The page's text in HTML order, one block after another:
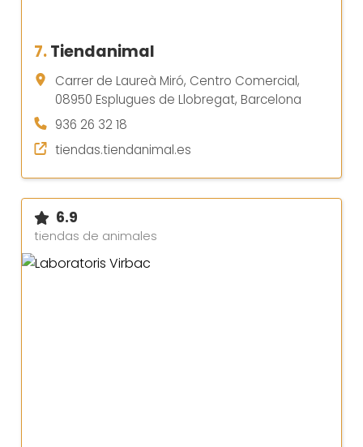
7.Tiendanimal
Carrer de Laureà Miró, Centro Comercial,
08950 Esplugues de Llobregat, Barcelona
936 26 32 18
tiendas.tiendanimal.es
6.9
tiendas de animales